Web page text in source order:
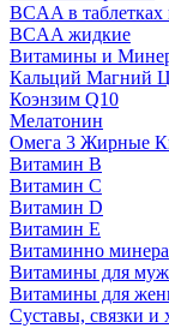
BCAA в таблетках
BCAA жидкие
Витамины и
Кальций Магний
Коэнзим Q10
Мелатонин
Омега 3 Жирные
Витамин B
Витамин C
Витамин D
Витамин E
Витаминно
Витамины для
Витамины для
Суставы, связки и